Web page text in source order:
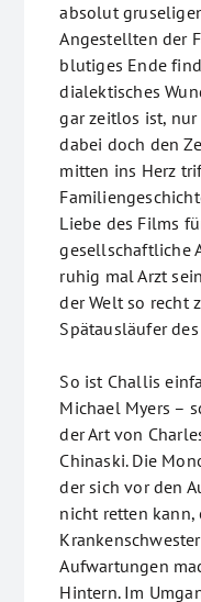
absolut
Angestellten der
blutiges Ende
dialektisches
gar zeitlos ist,
dabei doch den
mitten ins Herz
Liebe des Films
gesellschaftliche
ruhig mal Arzt
der Welt so recht
Spätausläufer
So ist Challis
Michael Myers –
der Art von
Chinaski. Die
der sich vor den
nicht retten kann,
Aufwartungen
Hintern. Im